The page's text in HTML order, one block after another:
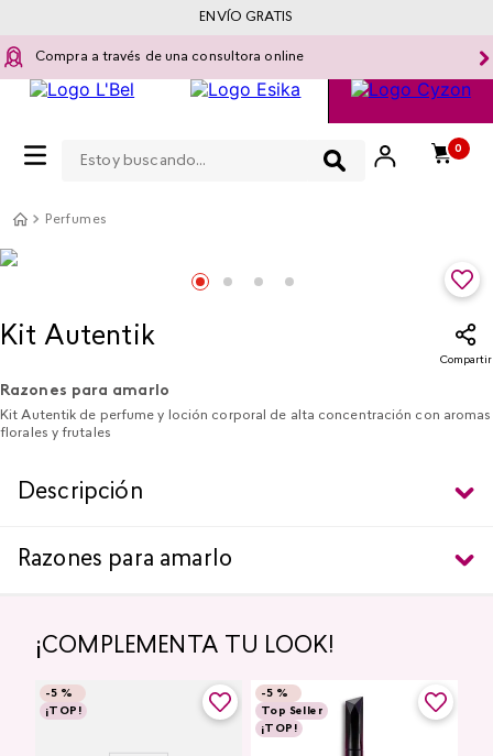
Compra a través de una consultora online
0
ENVÍO GRATIS
Perfumes
Kit Autentik
Compartir
Razones para amarlo
Kit Autentik de perfume y loción corporal de alta concentración con aromas
florales y frutales
Descripción
Razones para amarlo
¡COMPLEMENTA TU LOOK!
-5 %
¡TOP!
-5 %
Top Seller
¡TOP!